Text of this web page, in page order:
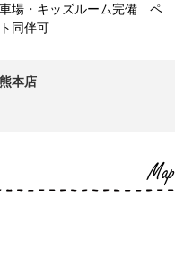
場・キッズルーム完備 ペ
同伴可
本店
Map